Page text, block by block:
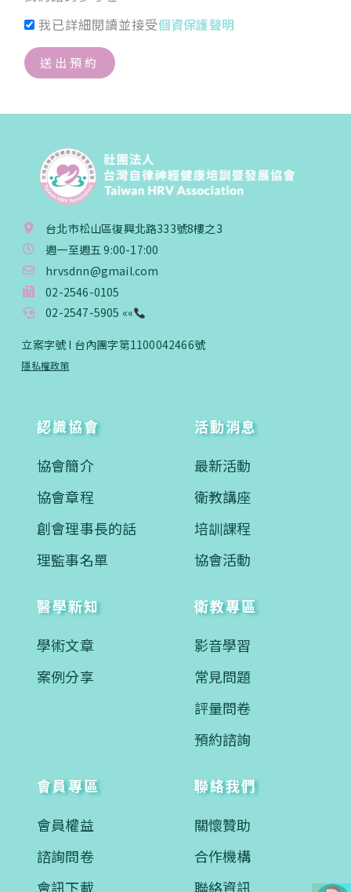
我已詳細閱讀並接受個資保護聲明
送出預約
台北市松山區復興北路333號8樓之3
週一至週五 9:00-17:00
hrvsdnn@gmail.com
02-2546-0105
02-2547-5905 ««
立案字號 I 台內團字第1100042466號
隱私權政策
認識協會
協會簡介
協會章程
創會理事長的話
理監事名單
活動消息
最新活動
衛教講座
培訓課程
協會活動
醫學新知
學術文章
案例分享
衛教專區
影音學習
常見問題
評量問卷
預約諮詢
會員專區
會員權益
諮詢問卷
會訊下載
聯絡我們
關懷贊助
合作機構
聯絡資訊